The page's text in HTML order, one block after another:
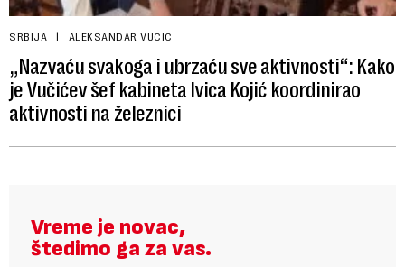
SRBIJA ALEKSANDAR VUCIC
„Nazvaću svakoga i ubrzaću sve aktivnosti“: Kako
je Vučićev šef kabineta Ivica Kojić koordinirao
aktivnosti na železnici
Vreme je novac,
štedimo ga za vas.